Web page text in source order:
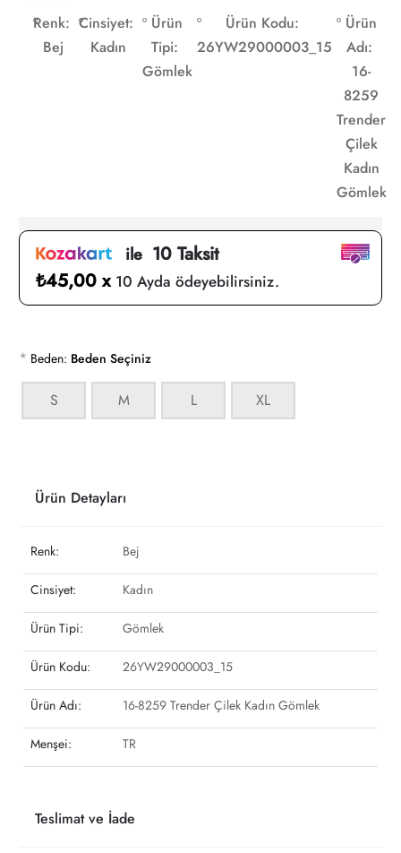
Renk:
Bej
Cinsiyet:
Kadın
Ürün
Tipi:
Gömlek
Ürün Kodu:
26YW29000003_15
Ürün
Adı:
16-
8259
Trender
Çilek
Kadın
Gömlek
ile10 Taksit
₺45,00 x 10 Ayda ödeyebilirsiniz.
* Beden: Beden Seçiniz
S M L XL
Ürün Detayları
Renk: Bej
Cinsiyet: Kadın
Ürün Tipi: Gömlek
Ürün Kodu: 26YW29000003_15
Ürün Adı: 16-8259 Trender Çilek Kadın Gömlek
Menşei: TR
Teslimat ve İade